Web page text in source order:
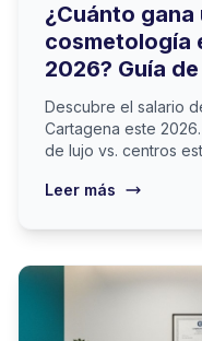
¿Cuánto
cosmetología
2026? Guía
Descubre el salario
Cartagena este
de lujo vs. centros
Leer más